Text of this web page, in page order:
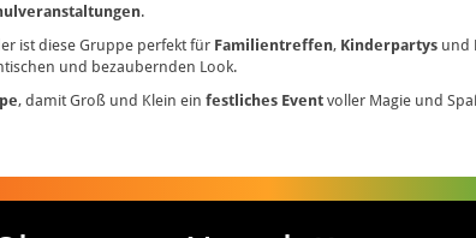
.
ist diese Gruppe perfekt für Familientreffen, Kinderpartys und
und bezaubernden Look.
, damit Groß und Klein ein festliches Event voller Magie und